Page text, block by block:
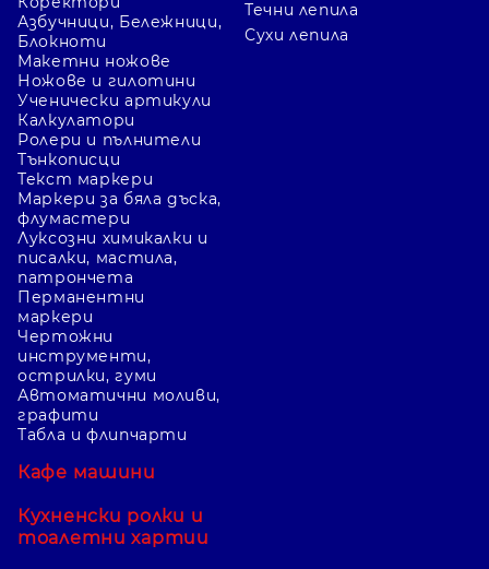
Азбучници, Бележници,
Блокноти
Течни лепила
Сухи лепила
Макетни ножове
Ножове и гилотини
Ученически артикули
Калкулатори
Ролери и пълнители
Тънкописци
Текст маркери
Маркери за бяла дъска,
флумастери
Луксозни химикалки и
писалки, мастила,
патрончета
Перманентни
маркери
Чертожни
инструменти,
острилки, гуми
Автоматични моливи,
графити
Табла и флипчарти
Кафе машини
Кухненски ролки и
тоалетни хартии